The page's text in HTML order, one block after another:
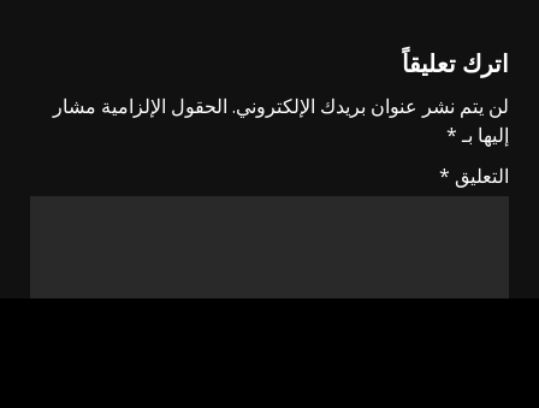
اترك تعليقاً
لن يتم نشر عنوان بريدك الإلكتروني. الحقول الإلزامية مشار
إليها بـ*
التعليق *